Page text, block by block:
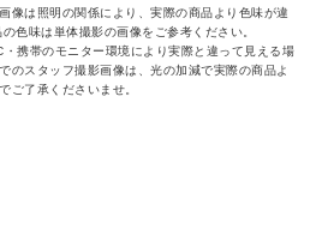
像は照明の関係により、実際の商品より色味が違
色味は単体撮影の画像をご参考ください。
携帯のモニター環境により実際と違って見える場
のスタッフ撮影画像は、光の加減で実際の商品よ
ご了承くださいませ。